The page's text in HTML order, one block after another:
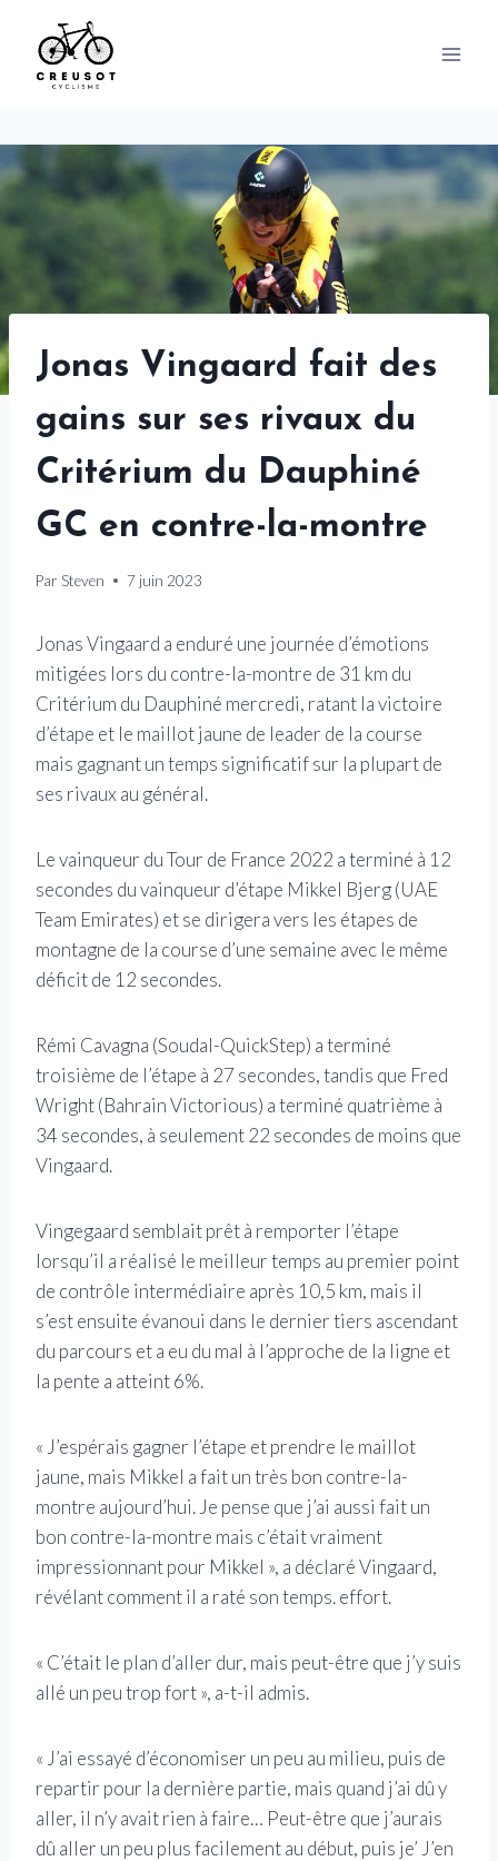
content
Jonas Vingaard fait des
gains sur ses rivaux du
Critérium du Dauphiné
GC en contre-la-montre
Par Steven 7 juin 2023
Jonas Vingaard a enduré une journée d’émotions
mitigées lors du contre-la-montre de 31 km du
Critérium du Dauphiné mercredi, ratant la victoire
d’étape et le maillot jaune de leader de la course
mais gagnant un temps significatif sur la plupart de
ses rivaux au général.
Le vainqueur du Tour de France 2022 a terminé à 12
secondes du vainqueur d’étape Mikkel Bjerg (UAE
Team Emirates) et se dirigera vers les étapes de
montagne de la course d’une semaine avec le même
déficit de 12 secondes.
Rémi Cavagna (Soudal-QuickStep) a terminé
troisième de l’étape à 27 secondes, tandis que Fred
Wright (Bahrain Victorious) a terminé quatrième à
34 secondes, à seulement 22 secondes de moins que
Vingaard.
Vingegaard semblait prêt à remporter l’étape
lorsqu’il a réalisé le meilleur temps au premier point
de contrôle intermédiaire après 10,5 km, mais il
s’est ensuite évanoui dans le dernier tiers ascendant
du parcours et a eu du mal à l’approche de la ligne et
la pente a atteint 6%.
« J’espérais gagner l’étape et prendre le maillot
jaune, mais Mikkel a fait un très bon contre-la-
montre aujourd’hui. Je pense que j’ai aussi fait un
bon contre-la-montre mais c’était vraiment
impressionnant pour Mikkel », a déclaré Vingaard,
révélant comment il a raté son temps. effort.
« C’était le plan d’aller dur, mais peut-être que j’y suis
allé un peu trop fort », a-t-il admis.
« J’ai essayé d’économiser un peu au milieu, puis de
repartir pour la dernière partie, mais quand j’ai dû y
aller, il n’y avait rien à faire… Peut-être que j’aurais
dû aller un peu plus facilement au début, puis je’ J’en